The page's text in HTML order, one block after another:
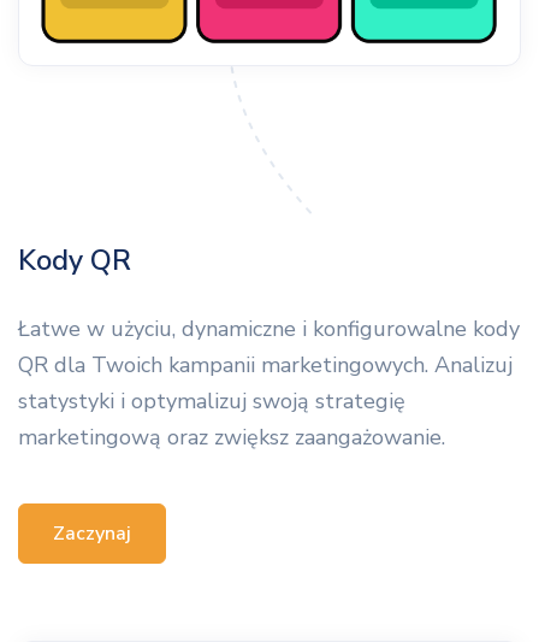
Kody QR
Łatwe w użyciu, dynamiczne i konfigurowalne kody
QR dla Twoich kampanii marketingowych. Analizuj
statystyki i optymalizuj swoją strategię
marketingową oraz zwiększ zaangażowanie.
Zaczynaj